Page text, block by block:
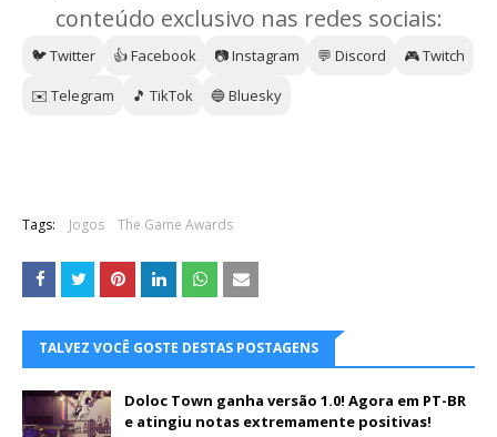
conteúdo exclusivo nas redes sociais:
🐦 Twitter 👍 Facebook 📷 Instagram 💬 Discord
🎮 Twitch
✉️ Telegram
🎵 TikTok 🔵 Bluesky
Tags: Jogos The Game Awards
TALVEZ VOCÊ GOSTE DESTAS POSTAGENS
Doloc Town ganha versão 1.0! Agora em PT-BR
e atingiu notas extremamente positivas!